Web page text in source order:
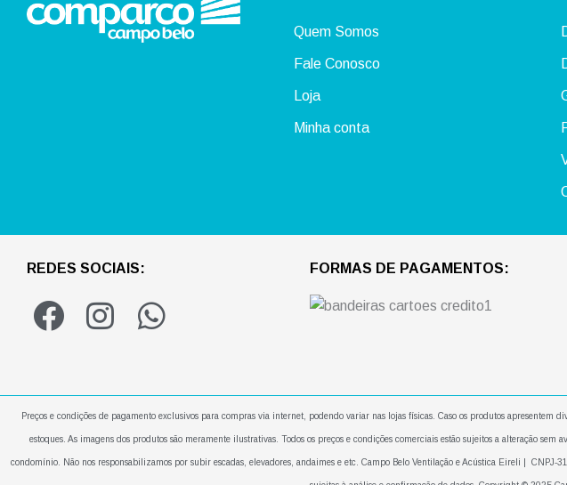
Quem Somos
Fale Conosco
Loja
Minha conta
REDES SOCIAIS:
F
a
e
b
o
I
n
t
a
g
W
h
t
s
a
FORMAS DE PAGAMENTOS:
Preços e condições de pagamento exclusivos para compras via internet, podendo variar nas lojas físicas. Caso os produtos
estoques. As imagens dos produtos são meramente ilustrativas. Todos os preços e condições comerciais estão sujeitos a alteração
condomínio. Não nos responsabilizamos por subir escadas, elevadores, andaimes e etc. Campo Belo Ventilação e Acústica Eireli |